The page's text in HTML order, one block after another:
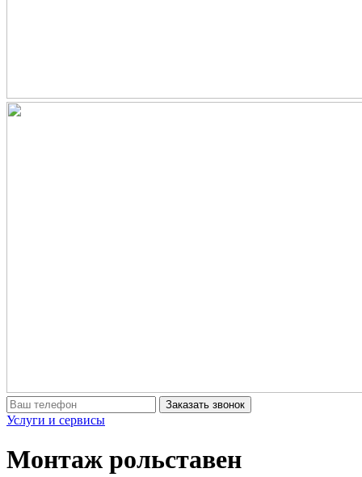
Заказать звонок
Услуги и сервисы
Монтаж рольставен